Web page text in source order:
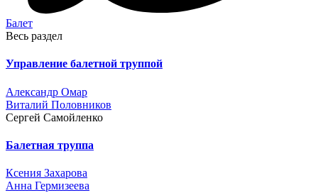
Балет
Весь раздел
Управление балетной труппой
Александр Омар
Виталий Половников
Сергей Самойленко
Балетная труппа
Ксения Захарова
Анна Гермизеева